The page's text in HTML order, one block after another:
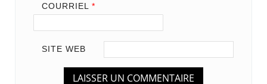
COURRIEL *
SITE WEB